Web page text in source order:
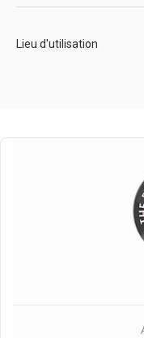
Lieu d'utilisation